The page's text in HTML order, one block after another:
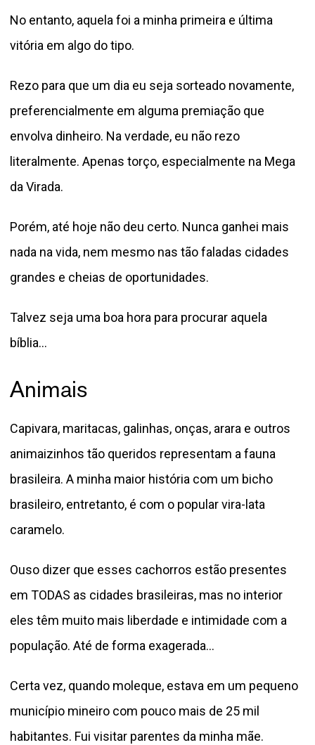
No entanto, aquela foi a minha primeira e última
vitória em algo do tipo.
Rezo para que um dia eu seja sorteado novamente,
preferencialmente em alguma premiação que
envolva dinheiro. Na verdade, eu não rezo
literalmente. Apenas torço, especialmente na Mega
da Virada.
Porém, até hoje não deu certo. Nunca ganhei mais
nada na vida, nem mesmo nas tão faladas cidades
grandes e cheias de oportunidades.
Talvez seja uma boa hora para procurar aquela
bíblia...
Animais
Capivara, maritacas, galinhas, onças, arara e outros
animaizinhos tão queridos representam a fauna
brasileira. A minha maior história com um bicho
brasileiro, entretanto, é com o popular vira-lata
caramelo.
Ouso dizer que esses cachorros estão presentes
em TODAS as cidades brasileiras, mas no interior
eles têm muito mais liberdade e intimidade com a
população. Até de forma exagerada…
Certa vez, quando moleque, estava em um pequeno
município mineiro com pouco mais de 25 mil
habitantes. Fui visitar parentes da minha mãe.